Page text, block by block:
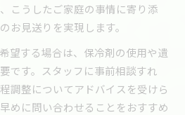
こうしたご家庭の事情に寄り添
お見送りを実現します。
望する場合は、保冷剤の使用や遺
です。スタッフに事前相談すれ
調整についてアドバイスを受けら
めに問い合わせることをおすすめ